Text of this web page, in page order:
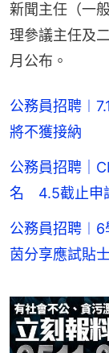
新聞主任（一
理參議主任及
月公布。
公務員招聘
將不獲接納
公務員招聘｜
名 4.5截止申
公務員招聘
茵分享應試貼士